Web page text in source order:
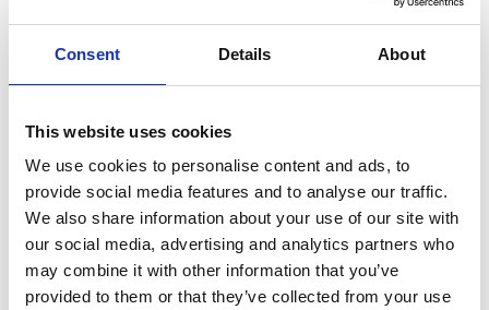
Consent Details About
This website uses cookies
We use cookies to personalise content and ads, to
provide social media features and to analyse our traffic.
We also share information about your use of our site with
our social media, advertising and analytics partners who
may combine it with other information that you’ve
provided to them or that they’ve collected from your use
Ontwikkeld met de praktijk
en zorgvragers. Zij waren heel helder over wat voor
hen wel en niet werkt. Die eerlijkheid en scherpte
hebben NOA beter gemaakt. Menselijker. En vooral:
passend bij de zorg.
Nabijheid wanneer dat nodig is